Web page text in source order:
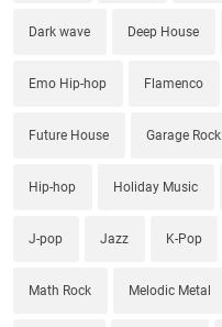
Dark wave Deep House
Emo Hip-hop Flamenco
Future House Garage Rock
Hip-hop Holiday Music
J-pop Jazz K-Pop
Math Rock Melodic Metal